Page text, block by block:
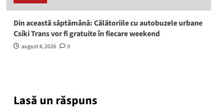
Din această săptămână: Călătoriile cu autobuzele urbane
Csíki Trans vor fi gratuite în fiecare weekend
august 4, 2026 0
Lasă un răspuns